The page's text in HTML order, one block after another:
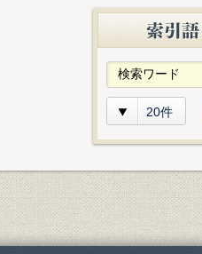
20件